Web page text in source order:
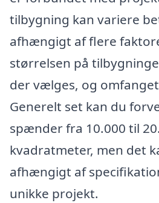
tilbygning kan variere
afhængigt af flere
størrelsen på
der vælges, og
Generelt set kan du
spænder fra 10.000 til
kvadratmeter, men det
afhængigt af
unikke projekt.